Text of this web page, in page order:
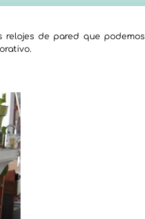
relojes de pared que podemos